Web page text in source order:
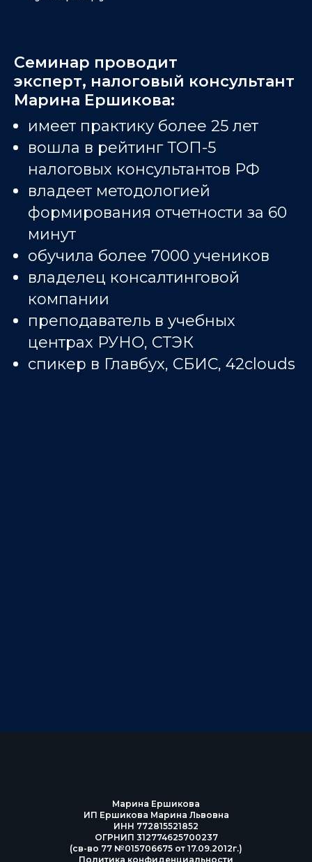
Семинар проводит
эксперт, налоговый консультант
Марина Ершикова:
имеет практику более 25 лет
вошла в рейтинг ТОП-5
налоговых консультантов РФ
владеет методологией
формирования отчетности за 60
минут
обучила более 7000 учеников
владелец консалтинговой
компании
преподаватель в учебных
центрах РУНО, СТЭК
спикер в Главбух, СБИС, 42clouds
Марина Ершикова
ИП Ершикова Марина Львовна
ИНН 772815521852
ОГРНИП 312774625700237
(св-во 77 №015706675 от 17.09.2012г.)
Политика конфиденциальности